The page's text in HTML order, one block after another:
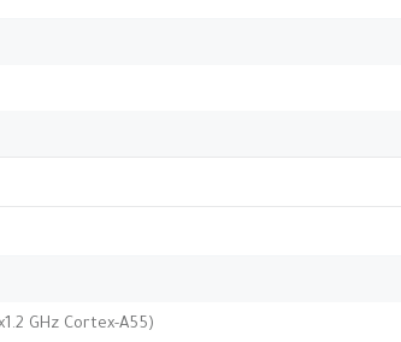
GHz Cortex-A55)